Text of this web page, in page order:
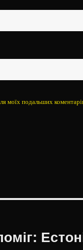
моїх подальших